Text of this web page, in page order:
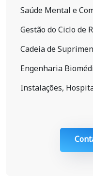
Saúde Mental e
Gestão do Ciclo de
Cadeia de
Engenharia
Instalações,